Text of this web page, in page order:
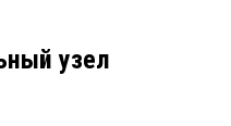
узел